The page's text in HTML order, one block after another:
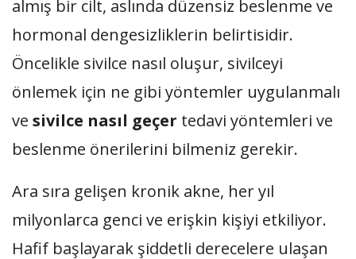
almış bir cilt, aslında düzensiz beslenme ve
hormonal dengesizliklerin belirtisidir.
Öncelikle sivilce nasıl oluşur, sivilceyi
önlemek için ne gibi yöntemler uygulanmalı
ve sivilce nasıl geçer tedavi yöntemleri ve
beslenme önerilerini bilmeniz gerekir.
Ara sıra gelişen kronik akne, her yıl
milyonlarca genci ve erişkin kişiyi etkiliyor.
Hafif başlayarak şiddetli derecelere ulaşan